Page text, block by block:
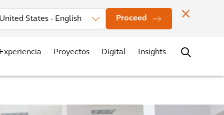
Proceed
Noticias Oficinas Trabaja con nosotros
Proyectos Digital Insights